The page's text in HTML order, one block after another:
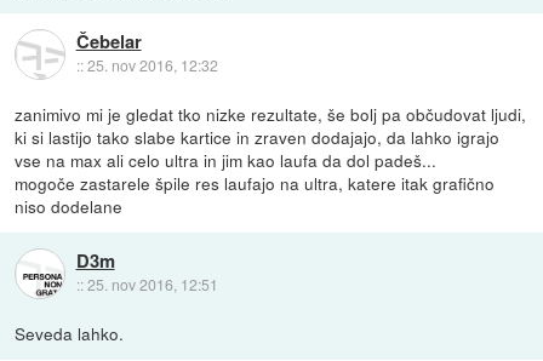
Čebelar
::25. nov 2016, 12:32
zanimivo mi je gledat tko nizke rezultate, še bolj pa občudovat ljudi,
ki si lastijo tako slabe kartice in zraven dodajajo, da lahko igrajo
vse na max ali celo ultra in jim kao laufa da dol padeš...
mogoče zastarele špile res laufajo na ultra, katere itak grafično
niso dodelane
D3m
::25. nov 2016, 12:51
Seveda lahko.